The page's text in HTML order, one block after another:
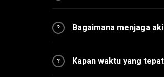
? Bagaimana menjaga
? Kapan waktu yang